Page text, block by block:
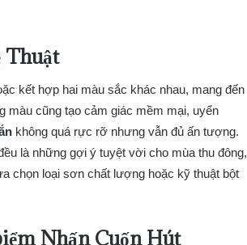
Thuật
kết hợp hai màu sắc khác nhau, mang đến
màu cũng tạo cảm giác mềm mại, uyển
không quá rực rỡ nhưng vẫn đủ ấn tượng.
là những gợi ý tuyệt vời cho mùa thu đông,
chọn loại sơn chất lượng hoặc kỹ thuật bột
Nhấn Cuốn Hút